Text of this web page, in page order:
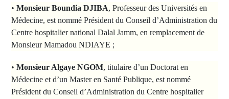
• Monsieur Boundia DJIBA, Professeur des Universités en
Médecine, est nommé Président du Conseil d’Administration du
Centre hospitalier national Dalal Jamm, en remplacement de
Monsieur Mamadou NDIAYE ;
• Monsieur Algaye NGOM, titulaire d’un Doctorat en
Médecine et d’un Master en Santé Publique, est nommé
Président du Conseil d’Administration du Centre hospitalier